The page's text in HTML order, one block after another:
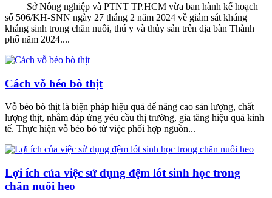
Sở Nông nghiệp và PTNT TP.HCM vừa ban hành kế hoạch
số 506/KH-SNN ngày 27 tháng 2 năm 2024 về giám sát kháng
kháng sinh trong chăn nuôi, thú y và thủy sản trên địa bàn Thành
phố năm 2024....
Cách vỗ béo bò thịt
Vỗ béo bò thịt là biện pháp hiệu quả để nâng cao sản lượng, chất
lượng thịt, nhằm đáp ứng yêu cầu thị trường, gia tăng hiệu quả kinh
tế. Thực hiện vỗ béo bò từ việc phối hợp nguồn...
Lợi ích của việc sử dụng đệm lót sinh học trong
chăn nuôi heo